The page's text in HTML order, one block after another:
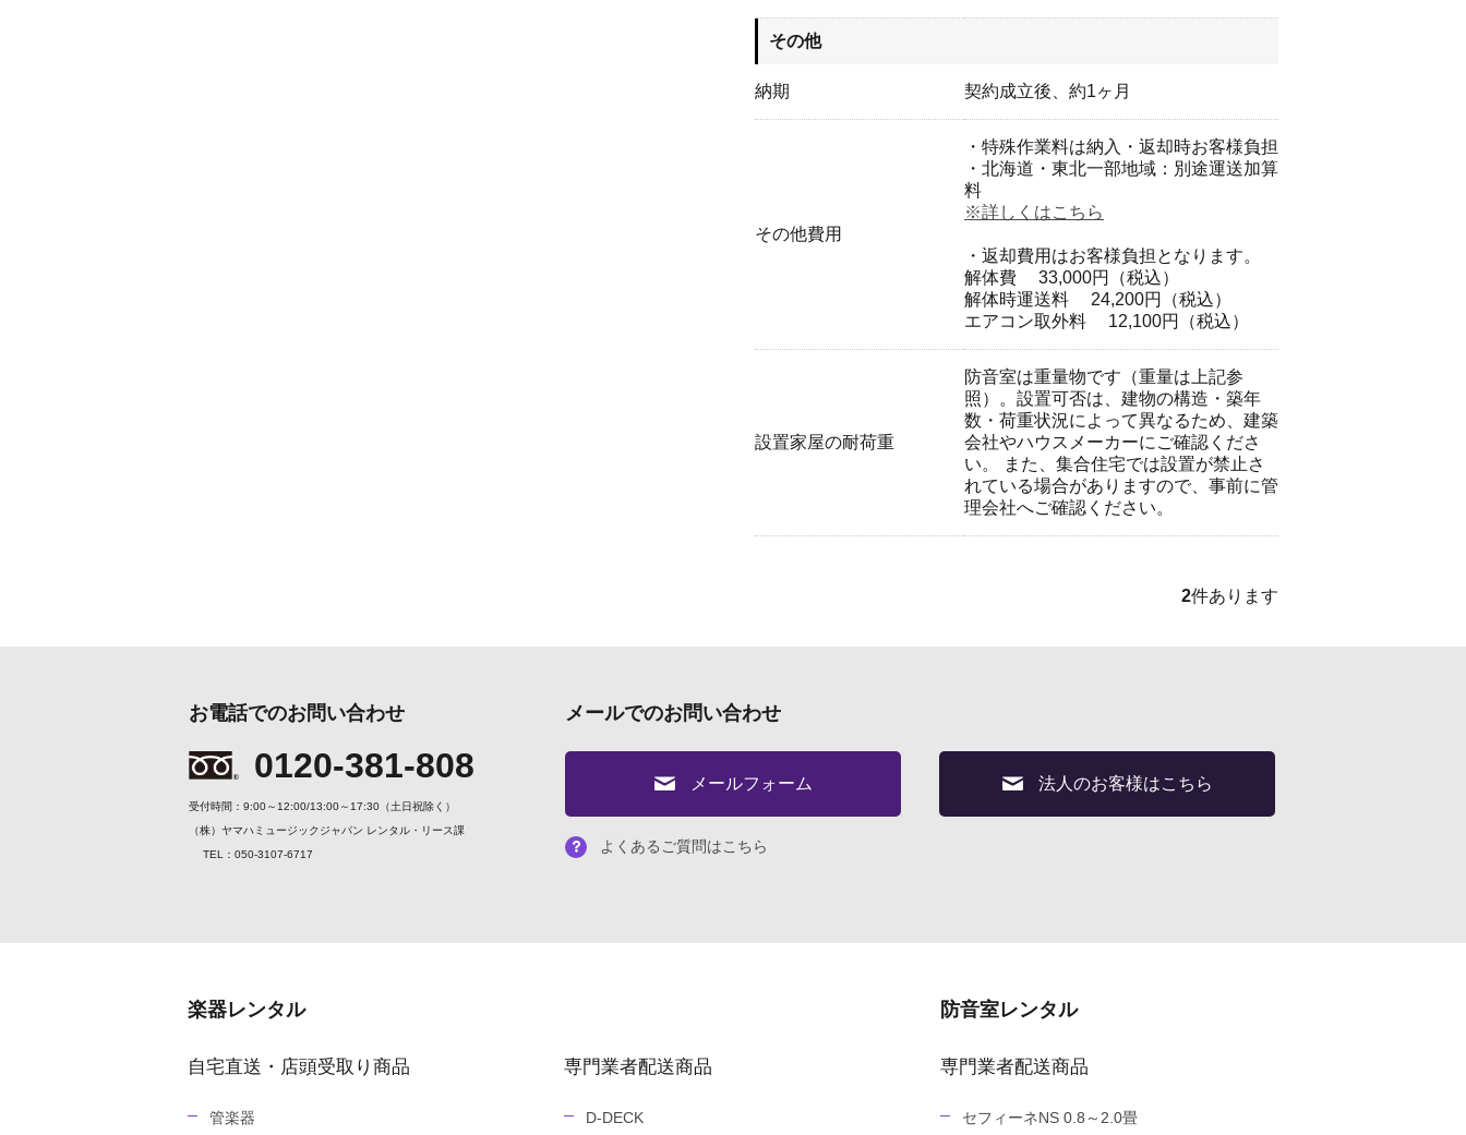
その他
納期 契約成立後、約1ヶ月
その他費用
・特殊作業料は納入・返却時お客様負担
・北海道・東北一部地域：別途運送加算
料
※詳しくはこちら
・返却費用はお客様負担となります。
解体費 33,000円（税込）
解体時運送料 24,200円（税込）
エアコン取外料 12,100円（税込）
設置家屋の耐荷重
防音室は重量物です（重量は上記参
照）。設置可否は、建物の構造・築年
数・荷重状況によって異なるため、建築
会社やハウスメーカーにご確認くださ
い。 また、集合住宅では設置が禁止さ
れている場合がありますので、事前に管
理会社へご確認ください。
2件あります
お電話でのお問い合わせ
0120-381-808
受付時間：9:00～12:00/13:00～17:30（土日祝除く）
（株）ヤマハミュージックジャパン レンタル・リース課
TEL：050-3107-6717
メールでのお問い合わせ
メールフォーム 法人のお客様はこちら
よくあるご質問はこちら
楽器レンタル
自宅直送・店頭受取り商品
管楽器
専門業者配送商品
D-DECK
防音室レンタル
専門業者配送商品
セフィーネNS 0.8～2.0畳